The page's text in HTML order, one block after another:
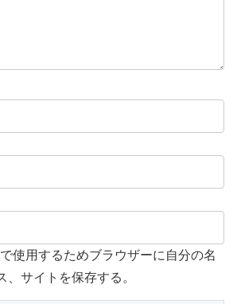
使用するためブラウザーに自分の名
、サイトを保存する。